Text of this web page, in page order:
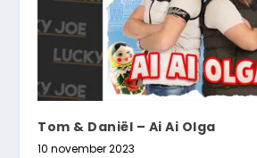
Tom & Daniël – Ai Ai Olga
10 november 2023